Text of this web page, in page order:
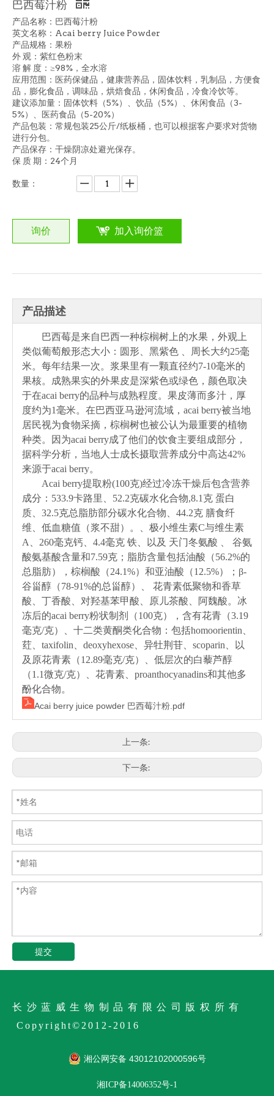
巴西莓汁粉
产品名称：巴西莓汁粉
英文名称：Acai berry Juice Powder
产品规格：果粉
外 观：紫红色粉末
溶 解 度：≥98%，全水溶
应用范围：医药保健品，健康营养品，固体饮料，乳制品，方便食
品，膨化食品，调味品，烘焙食品，休闲食品，冷食冷饮等。
建议添加量：固体饮料（5%）、饮品（5%）、休闲食品（3-
5%）、医药食品（5-20%）
产品包装：常规包装25公斤/纸板桶，也可以根据客户要求对货物
进行分包。
产品保存：干燥阴凉处避光保存。
保 质 期：24个月
数量：
询价 加入询价篮
产品描述
巴西莓是来自巴西一种棕榈树上的水果，外观上
类似葡萄般形态大小：圆形、黑紫色 、周长大约25毫
米。每年结果一次。浆果里有一颗直径约7-10毫米的
果核。成熟果实的外果皮是深紫色或绿色，颜色取决
于在acai berry的品种与成熟程度。果皮薄而多汁，厚
度约为1毫米。在巴西亚马逊河流域，acai berry被当地
居民视为食物采摘，棕榈树也被公认为最重要的植物
种类。因为acai berry成了他们的饮食主要组成部分，
据科学分析，当地人士成长摄取营养成分中高达42%
来源于acai berry。
Acai berry提取粉(100克)经过冷冻干燥后包含营养
成分：533.9卡路里、52.2克碳水化合物,8.1克 蛋白
质、32.5克总脂肪部分碳水化合物、44.2克 膳食纤
维、低血糖值（浆不甜）。、极小维生素C与维生素
A、260毫克钙、4.4毫克 铁、以及 天门冬氨酸 、 谷氨
酸氨基酸含量和7.59克；脂肪含量包括油酸（56.2%的
总脂肪），棕榈酸（24.1%）和亚油酸（12.5%）；β-
谷甾醇（78-91%的总甾醇）、 花青素低聚物和香草
酸、丁香酸、对羟基苯甲酸、原儿茶酸、阿魏酸。冰
冻后的acai berry粉状制剂（100克），含有花青（3.19
毫克/克）、十二类黄酮类化合物：包括homoorientin、
荭、taxifolin、deoxyhexose、异牡荆苷、scoparin、以
及原花青素（12.89毫克/克）、低层次的白藜芦醇
（1.1微克/克）、花青素、proanthocyanadins和其他多
酚化合物。
Acai berry juice powder 巴西莓汁粉.pdf
上一条:
下一条:
提交
长沙蓝威生物制品有限公司版权所有
Copyright©2012-2016
湘公网安备 43012102000596号
湘ICP备14006352号-1